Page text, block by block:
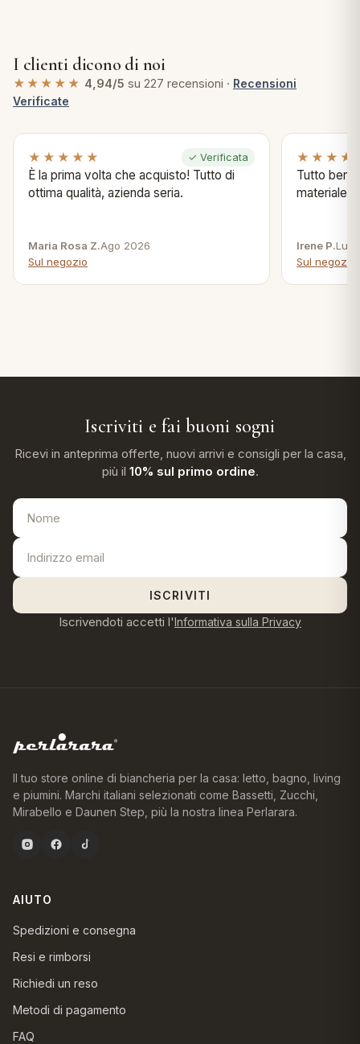
I clienti dicono di noi
★★★★★ 4,94/5 su 227 recensioni · Recensioni
Verificate
★★★★★ ✓ Verificata
È la prima volta che acquisto! Tutto di
ottima qualità, azienda seria.
Maria Rosa Z.Ago 2026
Sul negozio
Tutto bene
materiale .
Irene P.Lug
Sul negozio
Iscriviti e fai buoni sogni
Ricevi in anteprima offerte, nuovi arrivi e consigli per la casa,
più il 10% sul primo ordine.
ISCRIVITI
Iscrivendoti accetti l'Informativa sulla Privacy
Il tuo store online di biancheria per la casa: letto, bagno, living
e piumini. Marchi italiani selezionati come Bassetti, Zucchi,
Mirabello e Daunen Step, più la nostra linea Perlarara.
AIUTO
Spedizioni e consegna
Resi e rimborsi
Richiedi un reso
Metodi di pagamento
FAQ